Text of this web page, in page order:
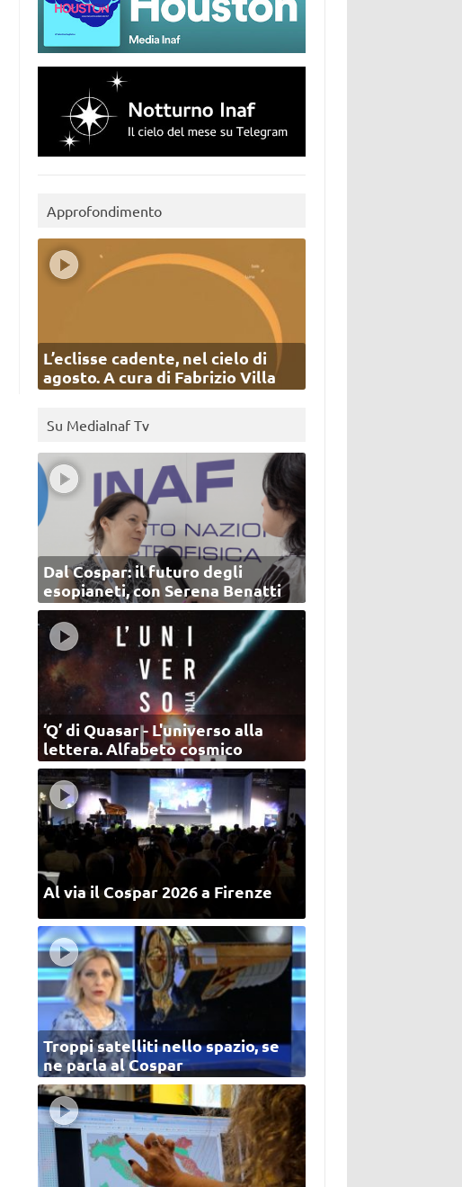
Approfondimento
L’eclisse cadente, nel cielo di
agosto. A cura di Fabrizio Villa
Su MediaInaf Tv
Dal Cospar: il futuro degli
esopianeti, con Serena Benatti
‘Q’ di Quasar - L'universo alla
lettera. Alfabeto cosmico
Al via il Cospar 2026 a Firenze
Troppi satelliti nello spazio, se
ne parla al Cospar